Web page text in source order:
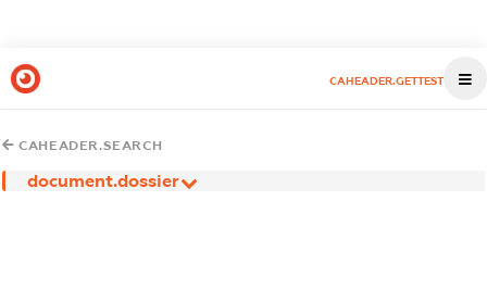
CAHEADER.GETTEST
CAHEADER.SEARCH
document.dossier